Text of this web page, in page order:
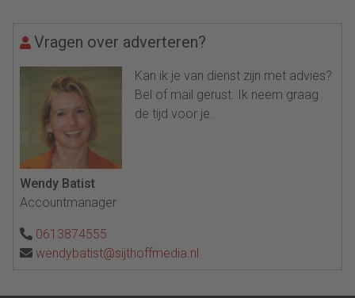
Vragen over adverteren?
Kan ik je van dienst zijn met advies?
Bel of mail gerust. Ik neem graag
de tijd voor je.
Wendy Batist
Accountmanager
0613874555
wendybatist@sijthoffmedia.nl